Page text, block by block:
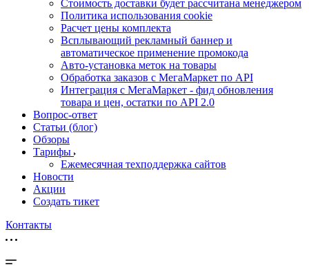
Стоимость доставки будет рассчитана менеджером
Политика использования cookie
Расчет цены комплекта
Всплывающий рекламный баннер и
автоматическое применение промокода
Авто-установка меток на товары
Обработка заказов с МегаМаркет по API
Интеграция с МегаМаркет - фид обновления
товара и цен, остатки по API 2.0
Вопрос-ответ
Статьи (блог)
Обзоры
Тарифы
Ежемесячная техподдержка сайтов
Новости
Акции
Создать тикет
Контакты